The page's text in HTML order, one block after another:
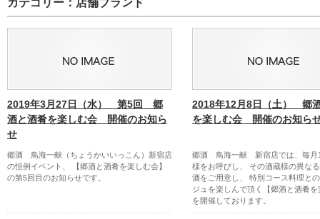
カテゴリー：店舗ブランド
2019年3月27日（水） 第5回 郷
酒と酒肴を楽しむ会 開催のお知ら
せ
郷酒 鳥海一献（ちょうかいいっこん）新宿店
の恒例イベント、 【郷酒と酒肴を楽しむ会】
の第5回目のお知らせです。
2018年12月8日（土） 郷
を楽しむ会 開催のお知ら
郷酒 鳥海一献 新宿店では、毎月
様をお呼びし、 その酒蔵様の異な
酒をご用意し、 特別コース料理と
ジュを楽しんで頂く【郷酒と酒肴
を開催しております。